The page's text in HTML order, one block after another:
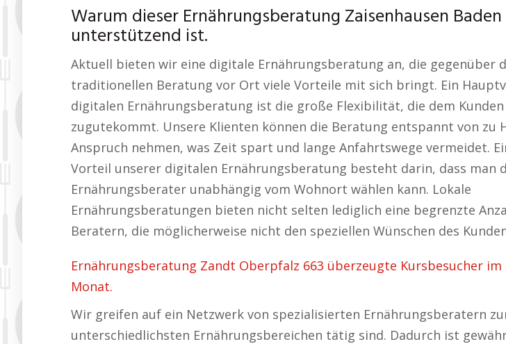
Warum dieser Ernährungsberatung Zaisenhausen
unterstützend ist.
Aktuell bieten wir eine digitale Ernährungsberatung an, die gegenüber
traditionellen Beratung vor Ort viele Vorteile mit sich bringt. Ein
digitalen Ernährungsberatung ist die große Flexibilität, die dem Kunden
zugutekommt. Unsere Klienten können die Beratung entspannt von zu
Anspruch nehmen, was Zeit spart und lange Anfahrtswege vermeidet.
Vorteil unserer digitalen Ernährungsberatung besteht darin, dass man
Ernährungsberater unabhängig vom Wohnort wählen kann. Lokale
Ernährungsberatungen bieten nicht selten lediglich eine begrenzte
Beratern, die möglicherweise nicht den speziellen Wünschen des
Ernährungsberatung Zandt Oberpfalz 663 überzeugte Kursbesucher
Monat.
Wir greifen auf ein Netzwerk von spezialisierten Ernährungsberatern
unterschiedlichsten Ernährungsbereichen tätig sind. Dadurch ist